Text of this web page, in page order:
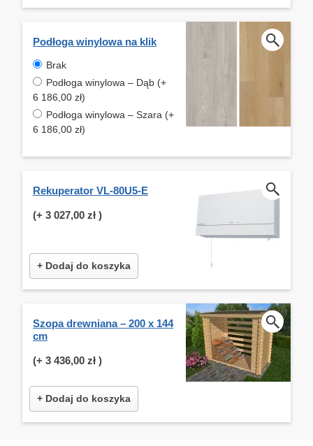
Podłoga winylowa na klik
Brak
Podłoga winylowa – Dąb (+
6 186,00 zł)
Podłoga winylowa – Szara (+
6 186,00 zł)
Rekuperator VL-80U5-E
(+ 3 027,00 zł )
+ Dodaj do koszyka
Szopa drewniana – 200 x 144
cm
(+ 3 436,00 zł )
+ Dodaj do koszyka